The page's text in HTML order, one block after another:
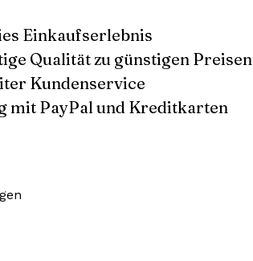
Einkaufserlebnis
Qualität zu günstigen Preisen
Kundenservice
mit PayPal und Kreditkarten